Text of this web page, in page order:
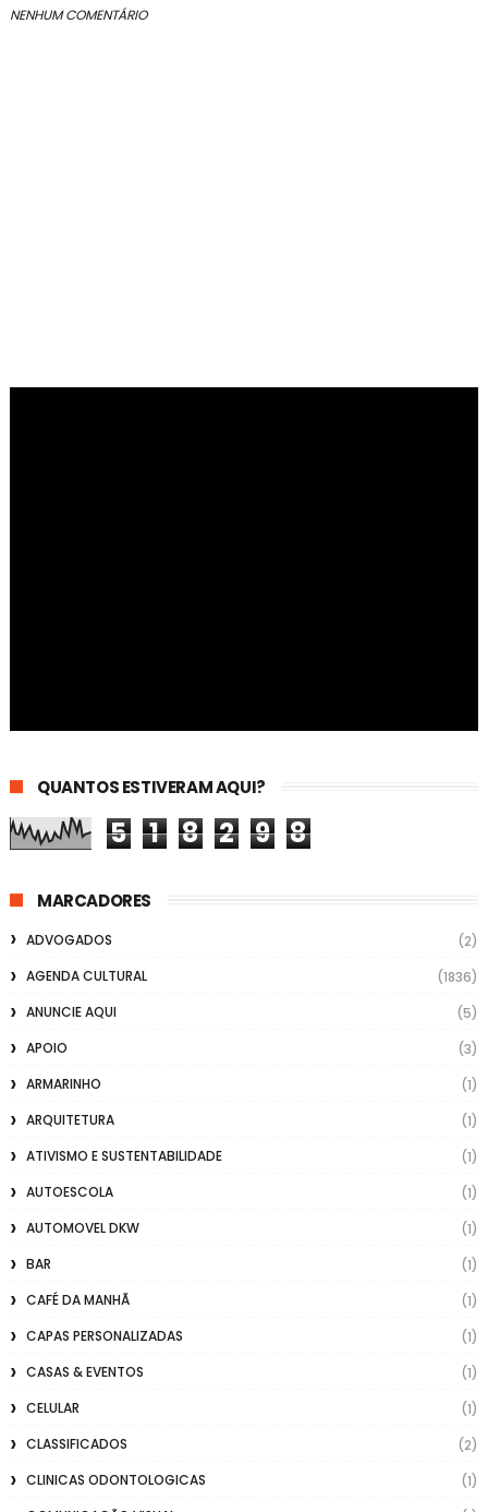
NENHUM COMENTÁRIO
QUANTOS ESTIVERAM AQUI?
5 1 8 2 9 8
MARCADORES
ADVOGADOS
(2)
AGENDA CULTURAL
(1836)
ANUNCIE AQUI
(5)
APOIO
(3)
ARMARINHO
(1)
ARQUITETURA
(1)
ATIVISMO E SUSTENTABILIDADE
(1)
AUTOESCOLA
(1)
AUTOMOVEL DKW
(1)
BAR
(1)
CAFÉ DA MANHÃ
(1)
CAPAS PERSONALIZADAS
(1)
CASAS & EVENTOS
(1)
CELULAR
(1)
CLASSIFICADOS
(2)
CLINICAS ODONTOLOGICAS
(1)